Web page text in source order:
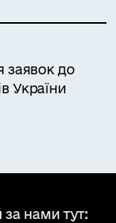
заявок до
України
за нами тут: